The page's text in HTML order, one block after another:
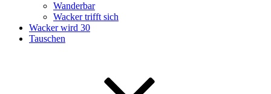
Wanderbar
Wacker trifft sich
Wacker wird 30
Tauschen